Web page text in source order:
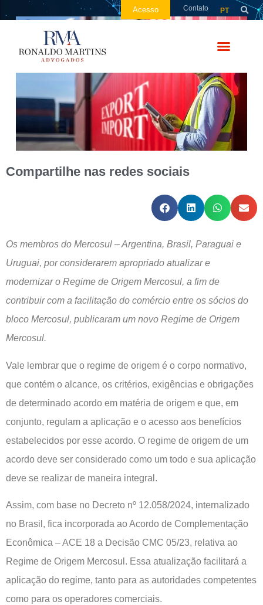
Acesso Contato PT
Compartilhe nas redes sociais
Os membros do Mercosul – Argentina, Brasil, Paraguai e
Uruguai, por considerarem apropriado atualizar e
modernizar o Regime de Origem Mercosul, a fim de
contribuir com a facilitação do comércio entre os sócios do
bloco Mercosul, publicaram um novo Regime de Origem
Mercosul.
Vale lembrar que o regime de origem é o corpo normativo,
que contém o alcance, os critérios, exigências e obrigações
de determinado acordo em matéria de origem e que, em
conjunto, regulam a aplicação e o acesso aos benefícios
estabelecidos por esse acordo. O regime de origem de um
acordo deve ser considerado como um todo e sua aplicação
deve se realizar de maneira integral.
Assim, com base no Decreto nº 12.058/2024, internalizado
no Brasil, fica incorporada ao Acordo de Complementação
Econômica – ACE 18 a Decisão CMC 05/23, relativa ao
Regime de Origem Mercosul. Essa atualização facilitará a
aplicação do regime, tanto para as autoridades competentes
como para os operadores comerciais.